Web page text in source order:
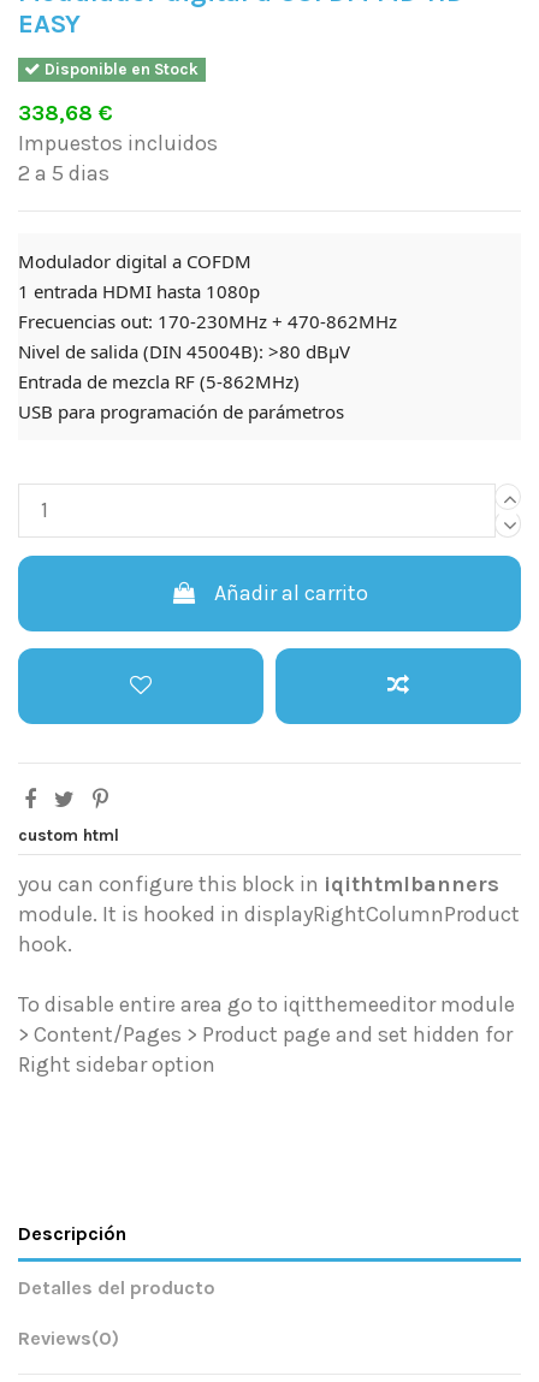
EASY
Disponible en Stock
338,68 €
Impuestos incluidos
2 a 5 dias
Modulador digital a COFDM
1 entrada HDMI hasta 1080p
Frecuencias out: 170-230MHz + 470-862MHz
Nivel de salida (DIN 45004B): >80 dBμV
Entrada de mezcla RF (5-862MHz)
USB para programación de parámetros
Añadir al carrito
custom html
you can configure this block in iqithtmlbanners
module. It is hooked in displayRightColumnProduct
hook.
To disable entire area go to iqitthemeeditor module
> Content/Pages > Product page and set hidden for
Right sidebar option
Descripción
Detalles del producto
Reviews(0)